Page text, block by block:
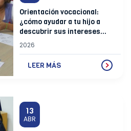
Orientación vocacional:
¿cómo ayudar a tu hijo a
descubrir sus intereses
desde temprana edad?
2026
LEER MÁS
13
ABR